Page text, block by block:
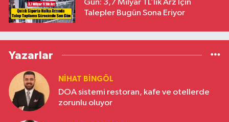
Gün: 3,7 Milyar TL’lik Arz İçin
Talepler Bugün Sona Eriyor
Yazarlar
NIHAT BINGÖL
DOA sistemi restoran, kafe ve otellerde
zorunlu oluyor